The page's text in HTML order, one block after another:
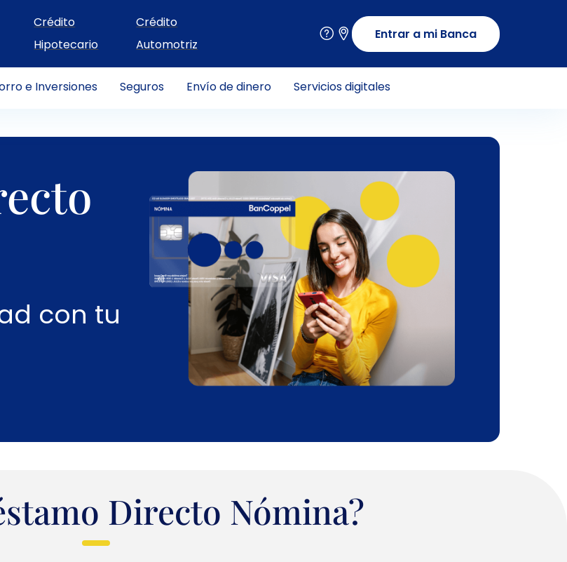
Crédito
Hipotecario
Crédito
Automotriz
Entrar a mi Banca
e Inversiones Seguros Envío de dinero Servicios digitales
con tu
Directo Nómina?